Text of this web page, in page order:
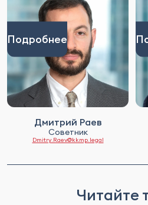
Подробнее
Дмитрий Раев
Советник
Dmitry.Raev@kkmp.legal
Читайте